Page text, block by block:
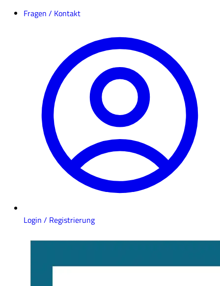
Fragen / Kontakt
Login / Registrierung